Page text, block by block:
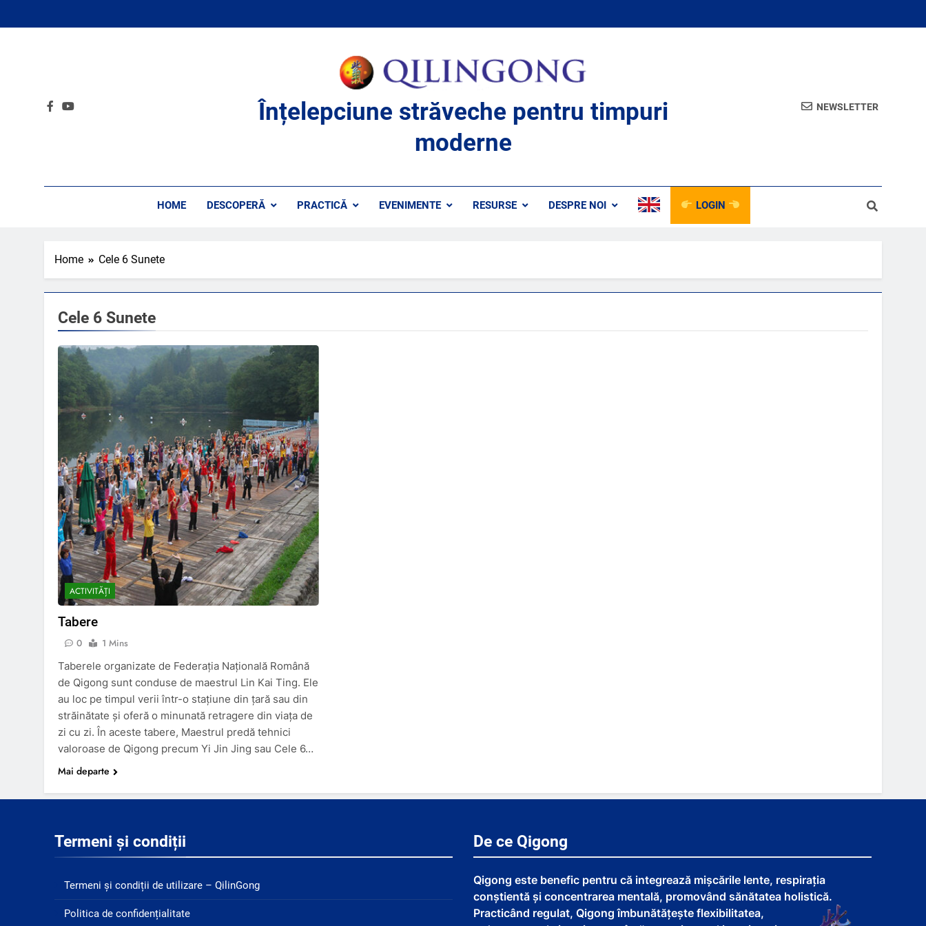
Înțelepciune străveche pentru timpuri
moderne
NEWSLETTER
HOME DESCOPERĂ PRACTICĂ EVENIMENTE RESURSE DESPRE NOI LOGIN
Home Cele 6 Sunete
Cele 6 Sunete
ACTIVITĂȚI
Tabere
0
1 Mins
Taberele organizate de Federația Națională Română
de Qigong sunt conduse de maestrul Lin Kai Ting. Ele
au loc pe timpul verii într-o stațiune din țară sau din
străinătate și oferă o minunată retragere din viața de
zi cu zi. În aceste tabere, Maestrul predă tehnici
valoroase de Qigong precum Yi Jin Jing sau Cele 6…
Mai departe
Termeni și condiții
Termeni și condiții de utilizare – QilinGong
Politica de confidențialitate
De ce Qigong
Qigong este benefic pentru că integrează mișcările lente, respirația
conștientă și concentrarea mentală, promovând sănătatea holistică.
Practicând regulat, Qigong îmbunătățește flexibilitatea,